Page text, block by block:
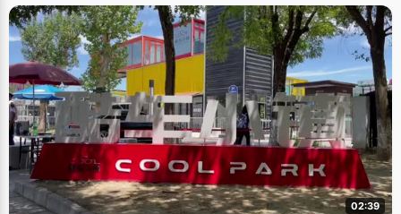
02:39